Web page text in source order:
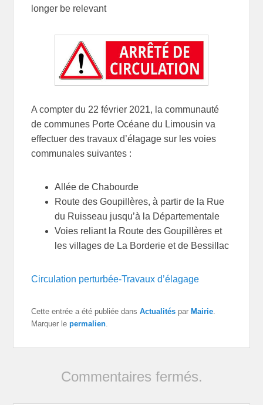
longer be relevant
A compter du 22 février 2021, la communauté
de communes Porte Océane du Limousin va
effectuer des travaux d’élagage sur les voies
communales suivantes :
Allée de Chabourde
Route des Goupillères, à partir de la Rue
du Ruisseau jusqu’à la Départementale
Voies reliant la Route des Goupillères et
les villages de La Borderie et de Bessillac
Circulation perturbée-Travaux d’élagage
Cette entrée a été publiée dansActualités par Mairie.
Marquer lepermalien.
Commentaires fermés.